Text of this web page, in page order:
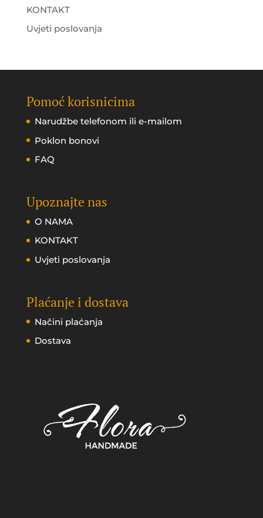
KONTAKT
Uvjeti poslovanja
Pomoć korisnicima
Narudžbe telefonom ili e-mailom
Poklon bonovi
FAQ
Upoznajte nas
O NAMA
KONTAKT
Uvjeti poslovanja
Plaćanje i dostava
Načini plaćanja
Dostava